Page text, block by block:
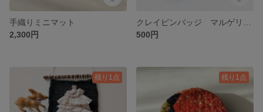
手織りミニマット
2,300円
500円
残り1点 残り1点